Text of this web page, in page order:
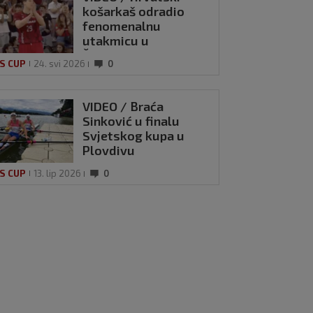
košarkaš odradio
fenomenalnu
utakmicu u
Španjolskoj: Publika
mu skandiarala ‘MVP’
CUP 24. svi 2026 0
VIDEO / Braća
Sinković u finalu
Svjetskog kupa u
Plovdivu
CUP 13. lip 2026 0